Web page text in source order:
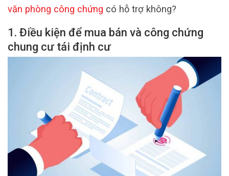
văn phòng công chứng có hỗ trợ không?
1. Điều kiện để mua bán và công chứng
chung cư tái định cư